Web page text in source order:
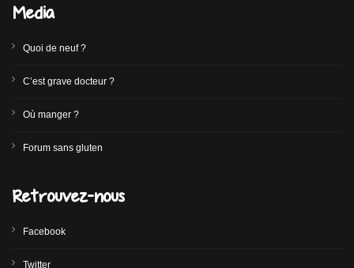
Media
Quoi de neuf ?
C’est grave docteur ?
Où manger ?
Forum sans gluten
Retrouvez-nous
Facebook
Twitter